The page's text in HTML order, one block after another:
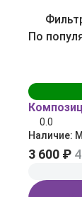
По
0.0
Наличие:
3 600 ₽